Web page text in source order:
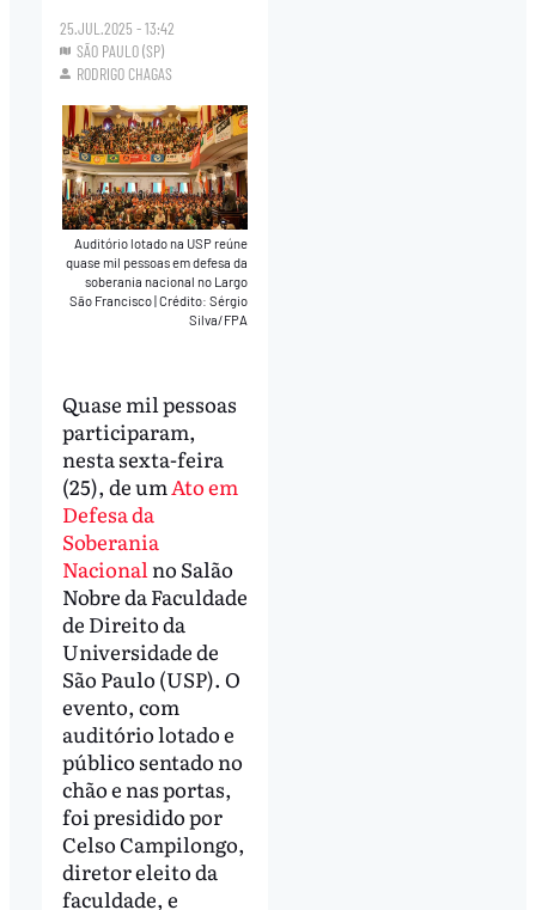
25.JUL.2025 - 13:42
SÃO PAULO (SP)
RODRIGO CHAGAS
Auditório lotado na USP reúne
quase mil pessoas em defesa da
soberania nacional no Largo
São Francisco|Crédito: Sérgio
Silva/FPA
Quase mil pessoas
participaram,
nesta sexta-feira
(25), de umAto em
Defesa da
Soberania
Nacionalno Salão
Nobre da Faculdade
de Direito da
Universidade de
São Paulo (USP). O
evento, com
auditório lotado e
público sentado no
chão e nas portas,
foi presidido por
Celso Campilongo,
diretor eleito da
faculdade, e